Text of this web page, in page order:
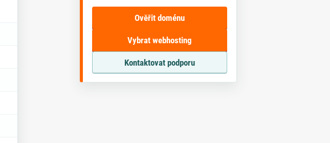
Ověřit doménu
Vybrat webhosting
Kontaktovat podporu